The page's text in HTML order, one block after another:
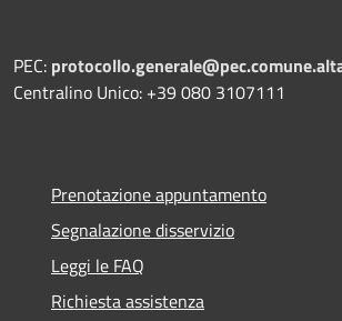
PEC:
Centralino Unico: +39 080 3107111
Prenotazione appuntamento
Segnalazione disservizio
Leggi le FAQ
Richiesta assistenza